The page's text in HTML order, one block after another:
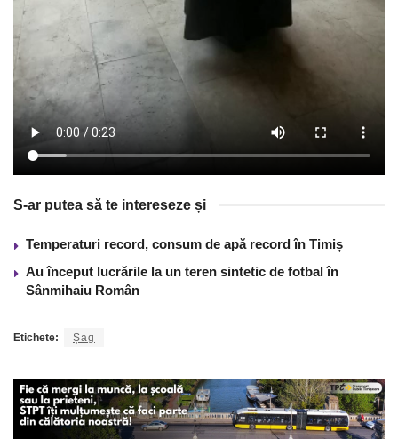
S-ar putea să te intereseze și
Temperaturi record, consum de apă record în Timiș
Au început lucrările la un teren sintetic de fotbal în
Sânmihaiu Român
Etichete: Șag